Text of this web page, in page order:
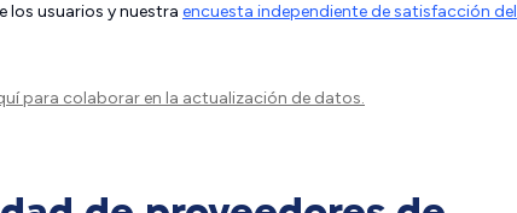
los usuarios y nuestra encuesta independiente de satisfacción del
para colaborar en la actualización de datos.